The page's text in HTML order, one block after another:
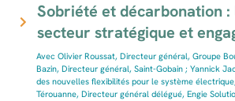
Sobriété et décarbonation :
secteur stratégique et
Avec Olivier Roussat, Directeur général, Groupe
Bazin, Directeur général, Saint-Gobain ; Yannick
des nouvelles flexibilités pour le système
Térouanne, Directeur général délégué, Engie